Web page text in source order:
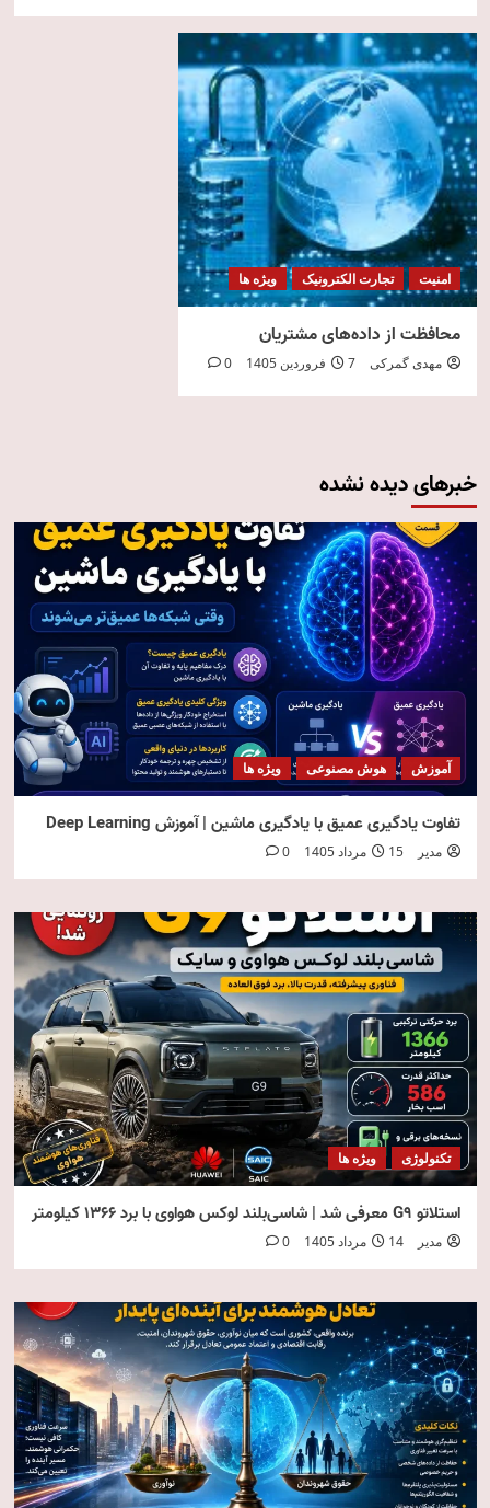
امنیت تجارت الکترونیک ویژه ها
محافظت از داده‌های مشتریان
مهدی گمرکی 7 فروردین 1405 0
خبرهای دیده نشده
آموزش هوش مصنوعی ویژه ها
تفاوت یادگیری عمیق با یادگیری ماشین | آموزش Deep Learning
مدیر 15 مرداد 1405 0
تکنولوژی ویژه ها
استلاتو G9 معرفی شد | شاسی‌بلند لوکس هواوی با برد ۱۳۶۶ کیلومتر
مدیر 14 مرداد 1405 0